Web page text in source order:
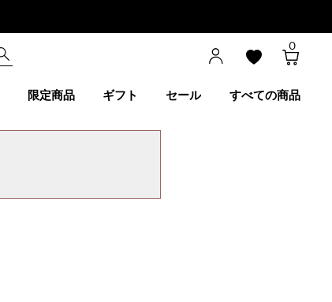
0
限定商品 ギフト セール すべての商品